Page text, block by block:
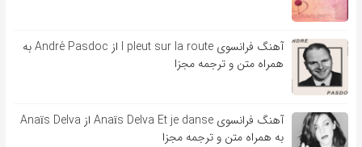
آهنگ فرانسوی l pleut sur la route از André Pasdoc به
همراه متن و ترجمه مجزا
آهنگ فرانسوی Anaïs Delva Et je danse از Anaïs Delva
به همراه متن و ترجمه مجزا